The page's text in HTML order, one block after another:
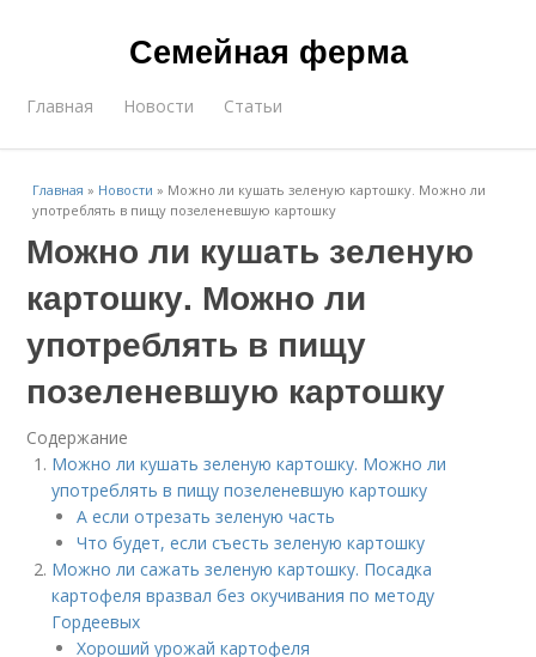
Семейная ферма
Главная Новости Статьи
Главная » Новости » Можно ли кушать зеленую картошку. Можно ли
употреблять в пищу позеленевшую картошку
Можно ли кушать зеленую
картошку. Можно ли
употреблять в пищу
позеленевшую картошку
Содержание
Можно ли кушать зеленую картошку. Можно ли
употреблять в пищу позеленевшую картошку
А если отрезать зеленую часть
Что будет, если съесть зеленую картошку
Можно ли сажать зеленую картошку. Посадка
картофеля вразвал без окучивания по методу
Гордеевых
Хороший урожай картофеля